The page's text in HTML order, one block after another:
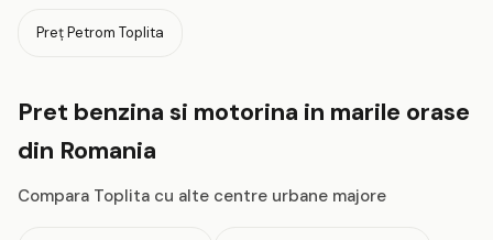
Preț Petrom Toplita
Pret benzina si motorina in marile orase
din Romania
Compara Toplita cu alte centre urbane majore